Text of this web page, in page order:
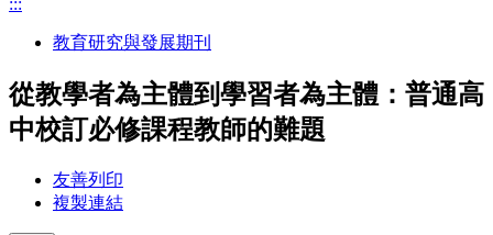
:::
教育研究與發展期刊
從教學者為主體到學習者為主體：普通高
中校訂必修課程教師的難題
友善列印
複製連結